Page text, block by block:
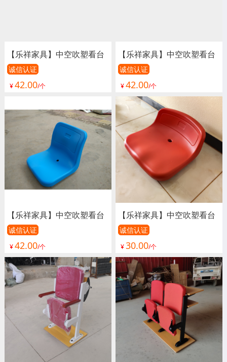
【乐祥家具】中空吹塑看台
椅、看台椅、看台座椅、体
育场座椅、室外看台椅、室
座椅、篮球场座椅、游泳馆
座椅、活动看台座椅、电动
诚信认证
¥42.00/个
【乐祥家具】中空吹塑看台
椅、看台椅、看台座椅、体
育场座椅、室外看台椅、室
内看台椅、演出椅、足球场
座椅、篮球场座椅、游泳馆
座椅、活动看台座椅、电动
看台座椅
诚信认证
¥42.00/个
【乐祥家具】中空吹塑看台
椅、看台椅、看台座椅、体
育场座椅、室外看台椅、室
内看台椅、演出椅、足球场
座椅、篮球场座椅、游泳馆
座椅、活动看台座椅、电动
看台座椅
诚信认证
¥42.00/个
【乐祥家具】中空吹塑看台
椅、看台椅、看台座椅、体
育场座椅、室外看台椅、室
内看台椅、演出椅、足球场
座椅、篮球场座椅、游泳馆
座椅、活动看台座椅、电动
看台座椅
诚信认证
¥30.00/个